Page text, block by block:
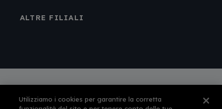
ALTRE FILIALI
Utilizziamo i cookies per garantire la corretta